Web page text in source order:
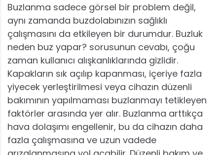
Buzlanma sadece görsel bir problem değil,
aynı zamanda buzdolabınızın sağlıklı
çalışmasını da etkileyen bir durumdur. Buzluk
neden buz yapar? sorusunun cevabı, çoğu
zaman kullanıcı alışkanlıklarında gizlidir.
Kapakların sık açılıp kapanması, içeriye fazla
yiyecek yerleştirilmesi veya cihazın düzenli
bakımının yapılmaması buzlanmayı tetikleyen
faktörler arasında yer alır. Buzlanma arttıkça
hava dolaşımı engellenir, bu da cihazın daha
fazla çalışmasına ve uzun vadede